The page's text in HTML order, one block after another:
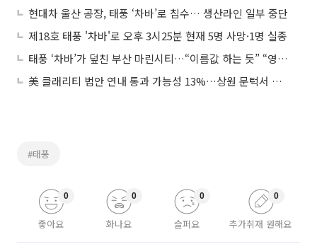
현대차 울산 공장, 태풍 ‘차바’로 침수… 생산라인 일부 중단
제18호 태풍 '차바'로 오후 3시25분 현재 5명 사망·1명 실종
태풍 ‘차바’가 덮친 부산 마린시티…“이름값 하는 듯” “영화 '해운대' 현실화 머지 않은 듯”
美 클래리티 법안 연내 통과 가능성 13%…상원 문턱서 제동
#태풍
좋아요
0
화나요
0
슬퍼요
0
추가취재 원해요
0